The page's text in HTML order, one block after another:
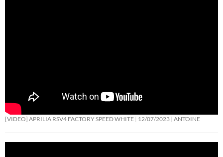
[VIDEO] APRILIA RSV4 FACTORY SPEED WHITE 12/07/2023 ANTOINE